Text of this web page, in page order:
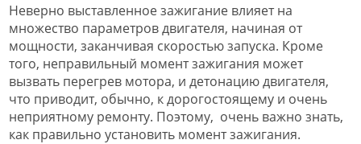
Неверно выставленное зажигание влияет на
множество параметров двигателя, начиная от
мощности, заканчивая скоростью запуска. Кроме
того, неправильный момент зажигания может
вызвать перегрев мотора, и детонацию двигателя,
что приводит, обычно, к дорогостоящему и очень
неприятному ремонту. Поэтому, очень важно знать,
как правильно установить момент зажигания.